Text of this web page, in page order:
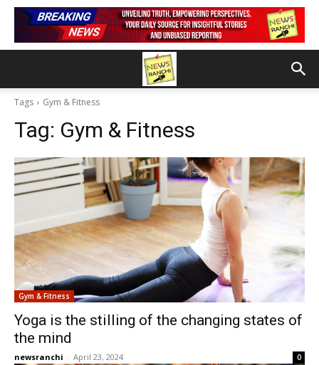
Tags Gym & Fitness
Tag: Gym & Fitness
Gym & Fitness
Yoga is the stilling of the changing states of
the mind
newsranchi - April 23, 2024 0